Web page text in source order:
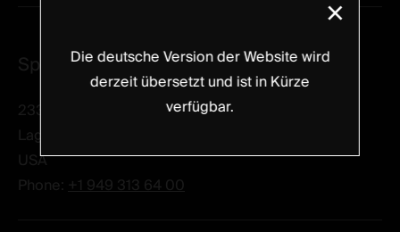
Spineart USA Inc
23332 Mill Creek Dr. Suite 150
Laguna Hills,
USA
Phone: +1 949 313 64 00
×
Die deutsche Version der Website wird
derzeit übersetzt und ist in Kürze
verfügbar.